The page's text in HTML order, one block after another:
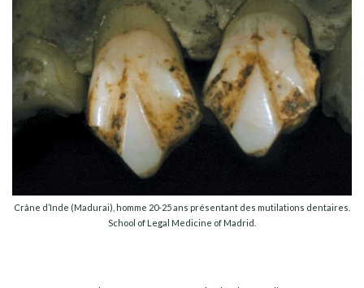
Crâne d’Inde (Madurai), homme 20-25 ans présentant des mutilations dentaires.
School of Legal Medicine of Madrid.